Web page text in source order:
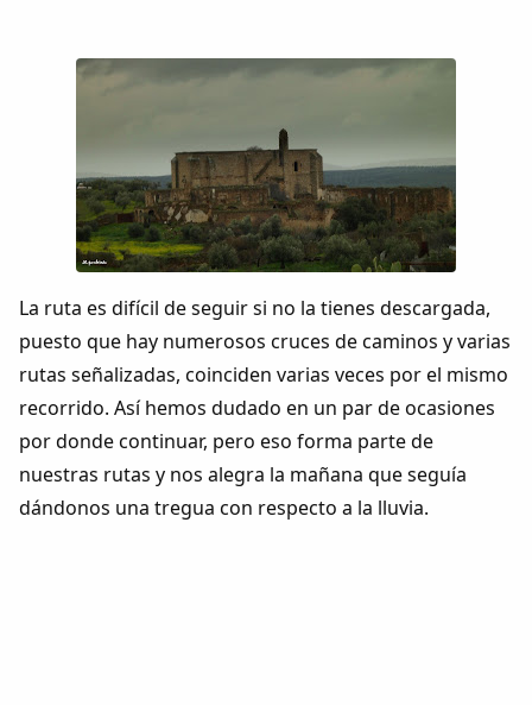
La ruta es difícil de seguir si no la tienes descargada,
puesto que hay numerosos cruces de caminos y varias
rutas señalizadas, coinciden varias veces por el mismo
recorrido. Así hemos dudado en un par de ocasiones
por donde continuar, pero eso forma parte de
nuestras rutas y nos alegra la mañana que seguía
dándonos una tregua con respecto a la lluvia.